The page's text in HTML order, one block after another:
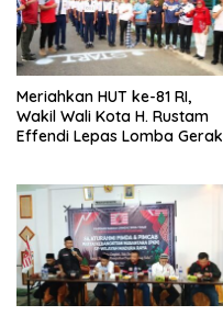
Meriahkan HUT ke-81 RI,
Wakil Wali Kota H. Rustam
Effendi Lepas Lomba Gerak